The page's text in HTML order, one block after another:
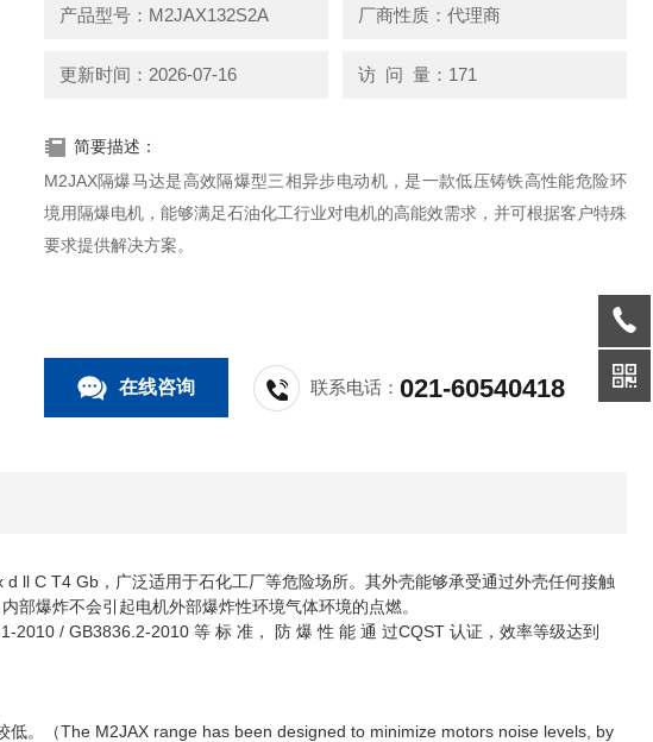
产品型号：M2JAX132S2A 厂商性质：代理商
更新时间：2026-07-16 访 问 量：171
简要描述：
M2JAX隔爆马达是高效隔爆型三相异步电动机，是一款低压铸铁高性能危险环
境用隔爆电机，能够满足石油化工行业对电机的高能效需求，并可根据客户特殊
要求提供解决方案。
在线咨询 联系电话：021-60540418
ll C T4 Gb，广泛适用于石化工厂等危险场所。其外壳能够承受通过外壳任何接触
部爆炸不会引起电机外部爆炸性环境气体环境的点燃。
/ GB3836.2-2010 等 标 准， 防 爆 性 能 通 过CQST 认证，效率等级达到
。（The M2JAX range has been designed to minimize motors noise levels, by